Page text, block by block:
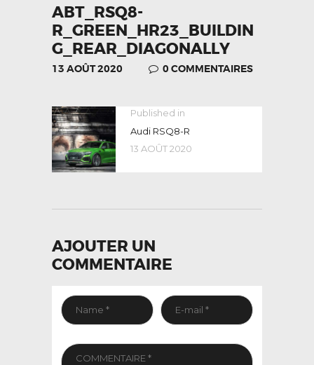
ABT_RSQ8-
R_GREEN_HR23_BUILDIN
G_REAR_DIAGONALLY
13 AOÛT 2020 0 COMMENTAIRES
NAVIGATION
DE
L’ARTICLE
Published in
post:
Audi RSQ8-R
13 AOÛT 2020
AJOUTER UN
COMMENTAIRE